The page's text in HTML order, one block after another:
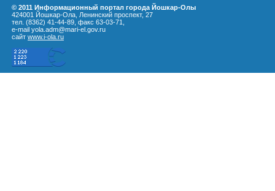
© 2011 Информационный портал города Йошкар-Олы
424001 Йошкар-Ола, Ленинский проспект, 27
тел. (8362) 41-44-89, факс 63-03-71,
e-mail yola.adm@mari-el.gov.ru
сайт www.i-ola.ru